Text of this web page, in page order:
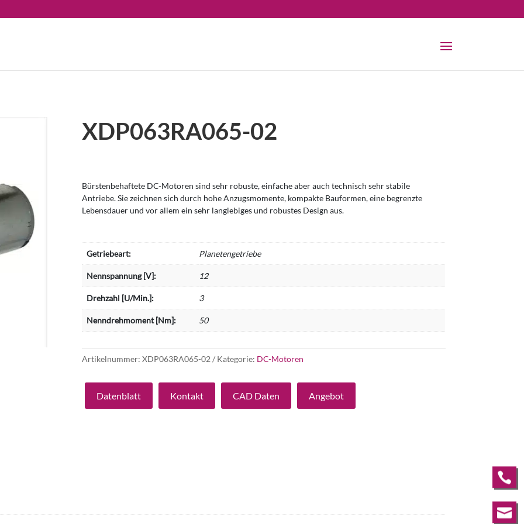
XDP063RA065-02
Bürstenbehaftete DC-Motoren sind sehr robuste, einfache aber auch technisch sehr stabile
Antriebe. Sie zeichnen sich durch hohe Anzugsmomente, kompakte Bauformen, eine begrenzte
Lebensdauer und vor allem ein sehr langlebiges und robustes Design aus.
Getriebeart: Planetengetriebe
Nennspannung [V]: 12
Drehzahl [U/Min.]: 3
Nenndrehmoment [Nm]: 50
Artikelnummer:XDP063RA065-02 Kategorie: DC-Motoren
Datenblatt Kontakt CAD Daten Angebot

